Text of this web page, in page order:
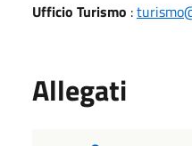
Ufficio Turismo :
Allegati